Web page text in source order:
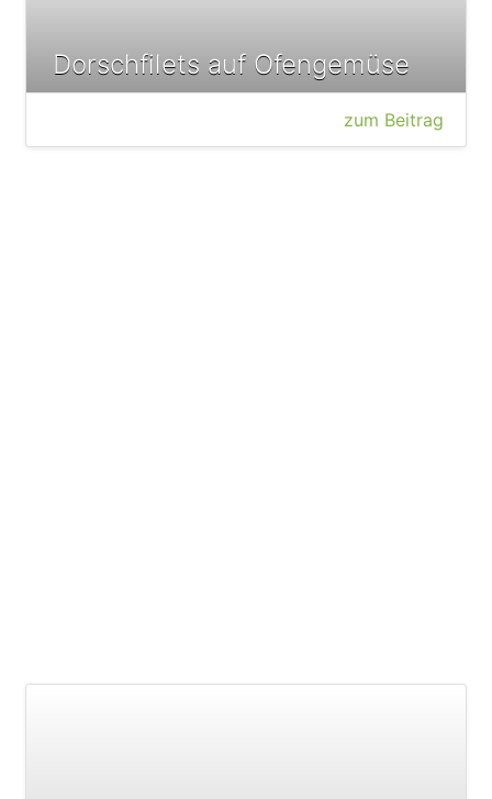
Dorschfilets auf Ofengemüse
zum Beitrag